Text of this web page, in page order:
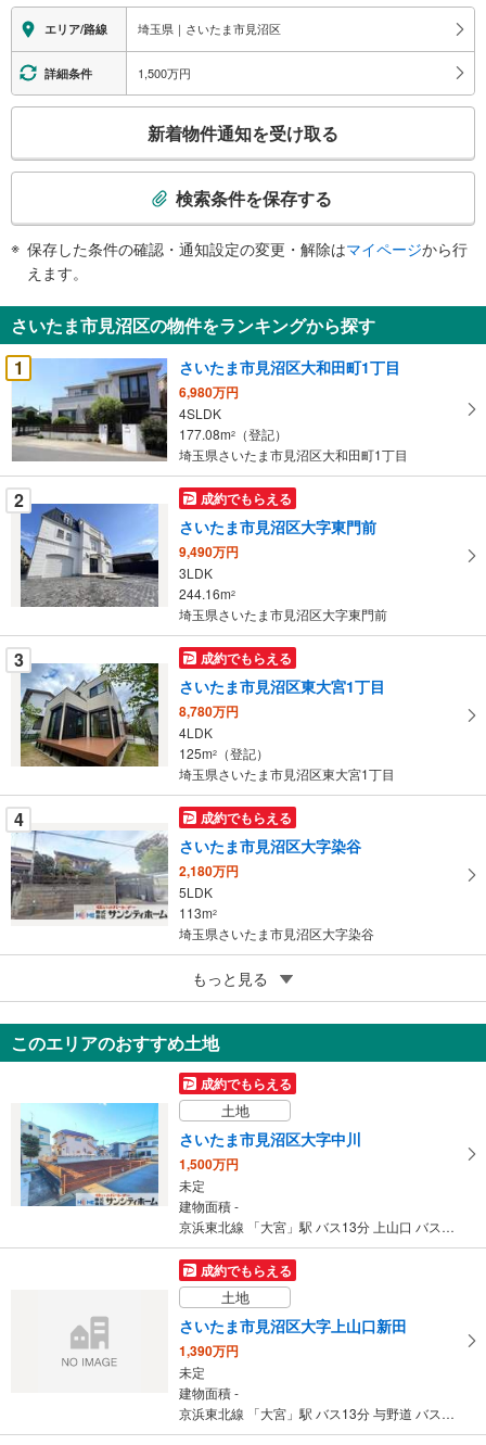
に
関
す
る
エリア/路線 埼玉県｜さいたま市見沼区
詳細条件 1,500万円
検
知
を
受
け
取
る
・
条
件
マ
イ
ペ
ジ
に
保
存
す
る
新着物件通知を受け取る
検索条件を保存する
保存した条件の確認・通知設定の変更・解除はマイページから行
えます。
さいたま市見沼区の物件をランキングから探す
1
さいたま市見沼区大和田町1丁目
6,980万円
4SLDK
177.08m2
（登記）
埼玉県さいたま市見沼区大和田町1丁目
2 成約でもらえる
さいたま市見沼区大字東門前
9,490万円
3LDK
244.16m2
埼玉県さいたま市見沼区大字東門前
3 成約でもらえる
さいたま市見沼区東大宮1丁目
8,780万円
4LDK
125m2
（登記）
埼玉県さいたま市見沼区東大宮1丁目
4 成約でもらえる
さいたま市見沼区大字染谷
2,180万円
5LDK
113m2
埼玉県さいたま市見沼区大字染谷
成約でもらえる
さいたま市見沼区大字南中丸
3,299万円
4LDK
95.21m2（登記）
埼玉県さいたま市見沼区大字南中丸
もっと見る
このエリアのおすすめ土地
成約でもらえる
土地
さいたま市見沼区大字中川
1,500万円
未定
建物面積 -
京浜東北線 「大宮」駅 バス13分 上山口 バス停下車 徒歩5分
成約でもらえる
土地
さいたま市見沼区大字上山口新田
1,390万円
未定
建物面積 -
京浜東北線 「大宮」駅 バス13分 与野道 バス停下車 徒歩9分